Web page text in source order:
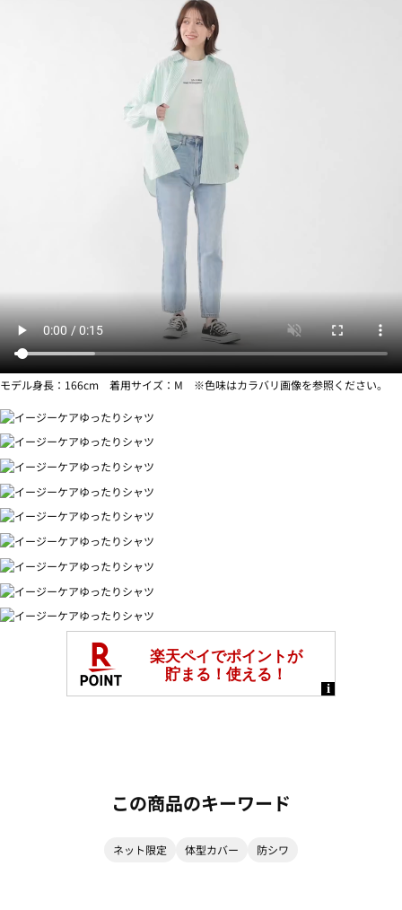
モデル身長：166cm 着用サイズ：M ※色味はカラバリ画像を参照ください。
この商品のキーワード
ネット限定 体型カバー 防シワ